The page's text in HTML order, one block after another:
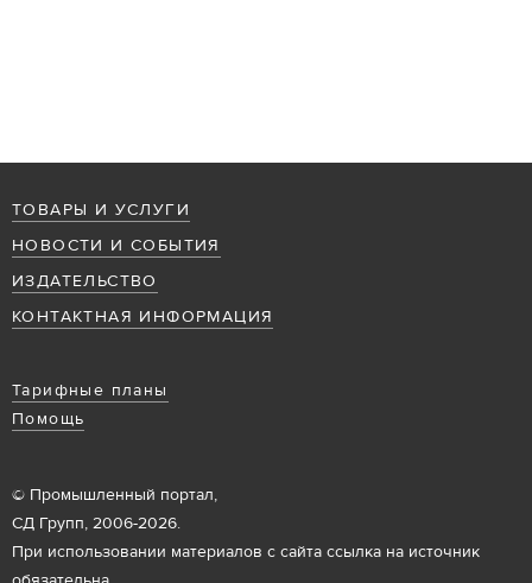
ТОВАРЫ И УСЛУГИ
НОВОСТИ И СОБЫТИЯ
ИЗДАТЕЛЬСТВО
КОНТАКТНАЯ ИНФОРМАЦИЯ
Тарифные планы
Помощь
© Промышленный портал,
СД Групп, 2006-2026.
При использовании материалов с сайта ссылка на источник